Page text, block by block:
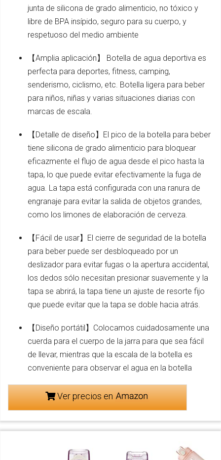
junta de silicona de grado alimenticio, no tóxico y
libre de BPA insípido, seguro para su cuerpo, y
respetuoso del medio ambiente
【Amplia aplicación】 Botella de agua deportiva es
perfecta para deportes, fitness, camping,
senderismo, ciclismo, etc. Botella ligera para beber
para niños, niñas y varias situaciones diarias con
marcas de escala.
【Detalle de diseño】El pico de la botella para beber
tiene silicona de grado alimenticio para bloquear
eficazmente el flujo de agua desde el pico hasta la
tapa, lo que puede evitar efectivamente la fuga de
agua. La tapa está configurada con una ranura de
engranaje para evitar la salida de objetos grandes,
como los limones de elaboración de cerveza.
【Fácil de usar】El cierre de seguridad de la botella
para beber puede ser desbloqueado por un
deslizador para evitar fugas o la apertura accidental,
los dedos sólo necesitan presionar suavemente y la
tapa se abrirá, la tapa tiene un ajuste de resorte fijo
que puede evitar que la tapa se doble hacia atrás.
【Diseño portátil】Colocamos cuidadosamente una
cuerda para el cuerpo de la jarra para que sea fácil
de llevar, mientras que la escala de la botella es
conveniente para observar el agua en la botella
Ver precios en